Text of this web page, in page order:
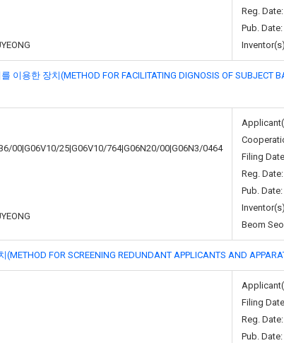
Reg.
Pub. Date:
용한 장치(METHOD FOR FACILITATING DIGNOSIS OF SUBJECT
00|G06V10/25|G06V10/764|G06N20/00|G06N3/0464
Filing
Reg.
Pub. Date:
Beom
FOR SCREENING REDUNDANT APPLICANTS AND
Filing
Reg.
Pub. Date: